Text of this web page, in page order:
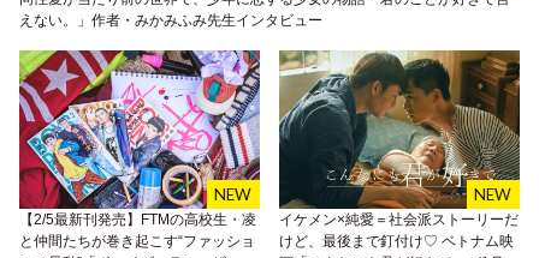
えない。」作者・みかみふみ先生インタビュー
【2/5最新刊発売】FTMの高校生・凌
と仲間たちが巻き起こす“ファッショ
イケメン×純愛＝社会派ストーリーだ
けど、最後まで釘付け♡ ベトナム映